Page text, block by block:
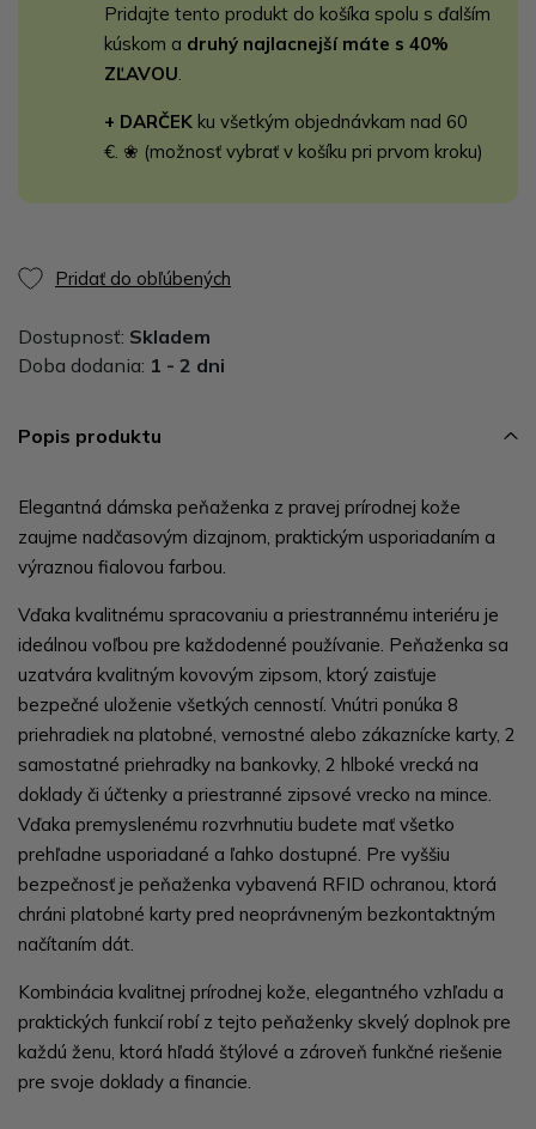
Pridajte tento produkt do košíka spolu s ďalším
kúskom a druhý najlacnejší máte s 40%
ZĽAVOU
+ DARČEK ku všetkým objednávkam nad 60
€. ❀ (možnosť vybrať v košíku pri prvom kroku)
Pridať do obľúbených
Dostupnosť: Skladem
Doba dodania: 1 - 2 dni
Popis produktu
Elegantná dámska peňaženka z pravej prírodnej kože
zaujme nadčasovým dizajnom, praktickým usporiadaním a
výraznou fialovou farbou.
Vďaka kvalitnému spracovaniu a priestrannému interiéru je
ideálnou voľbou pre každodenné používanie. Peňaženka sa
uzatvára kvalitným kovovým zipsom, ktorý zaisťuje
bezpečné uloženie všetkých cenností. Vnútri ponúka 8
priehradiek na platobné, vernostné alebo zákaznícke karty, 2
samostatné priehradky na bankovky, 2 hlboké vrecká na
doklady či účtenky a priestranné zipsové vrecko na mince.
Vďaka premyslenému rozvrhnutiu budete mať všetko
prehľadne usporiadané a ľahko dostupné. Pre vyššiu
bezpečnosť je peňaženka vybavená RFID ochranou, ktorá
chráni platobné karty pred neoprávneným bezkontaktným
načítaním dát.
Kombinácia kvalitnej prírodnej kože, elegantného vzhľadu a
praktických funkcií robí z tejto peňaženky skvelý doplnok pre
každú ženu, ktorá hľadá štýlové a zároveň funkčné riešenie
pre svoje doklady a financie.